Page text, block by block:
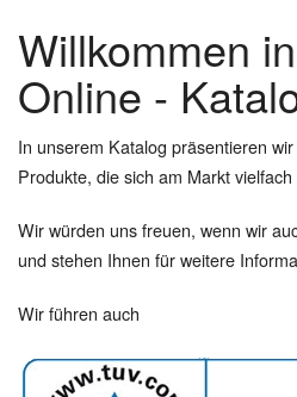
Willkommen
Online -
In unserem Katalog präsentieren
Produkte, die sich am Markt
Wir würden uns freuen, wenn wir
und stehen Ihnen für weitere
Wir führen auch